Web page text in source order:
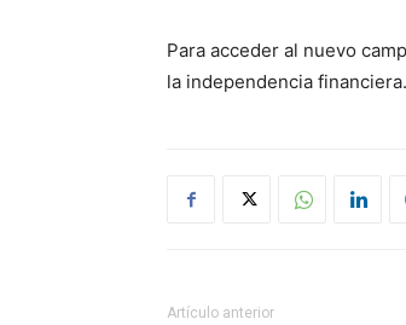
Para acceder al nuevo
la independencia financiera.
Artículo anterior